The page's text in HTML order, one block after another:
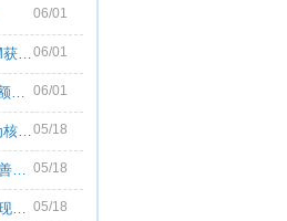
06/01
XM账户开户转户流程，XM获取高额返佣教程06/01
ICMarkets怎么转户获得高额返佣呢？ICMark 06/01
INFINOX英诺以FCA监管为核心优势，持续优化05/18
Doo Prime德璞资本持续完善多资产交易服务 05/18
XM推出2026年限时无限返现活动，交易越多 05/18